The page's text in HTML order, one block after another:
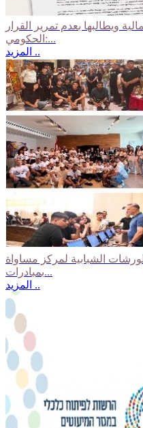
ويطالبها بعدم تمرير القرار
الحكومي:...
المزيد ..
الورشات الشبابية لمركز مساواة
بمبادرات...
المزيد ..